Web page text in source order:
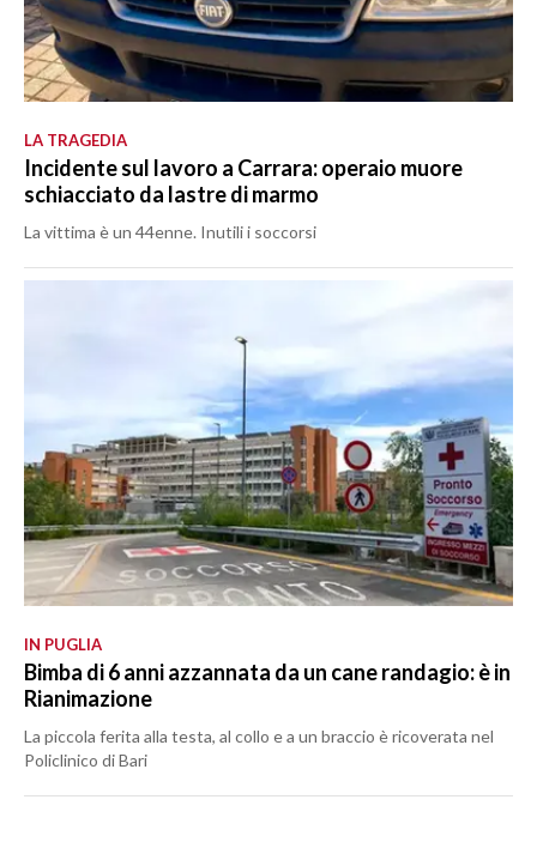
LA TRAGEDIA
Incidente sul lavoro a Carrara: operaio muore
schiacciato da lastre di marmo
La vittima è un 44enne. Inutili i soccorsi
IN PUGLIA
Bimba di 6 anni azzannata da un cane randagio: è in
Rianimazione
La piccola ferita alla testa, al collo e a un braccio è ricoverata nel
Policlinico di Bari